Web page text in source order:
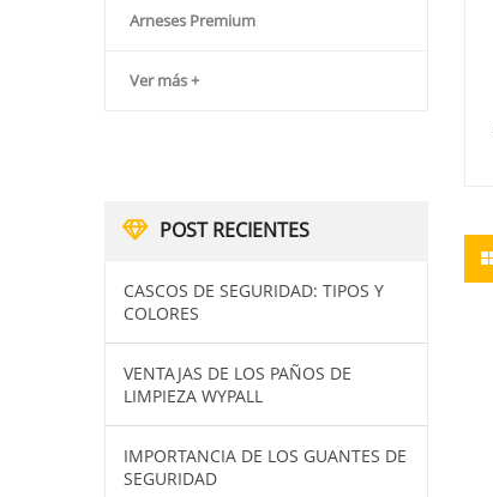
Arneses Premium
Ver más +
POST RECIENTES
CASCOS DE SEGURIDAD: TIPOS Y
COLORES
VENTAJAS DE LOS PAÑOS DE
LIMPIEZA WYPALL
IMPORTANCIA DE LOS GUANTES DE
SEGURIDAD